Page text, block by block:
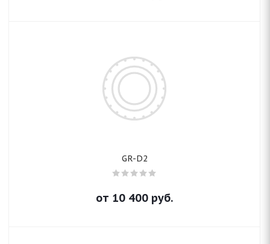
GR-D2
от 10 400 руб.